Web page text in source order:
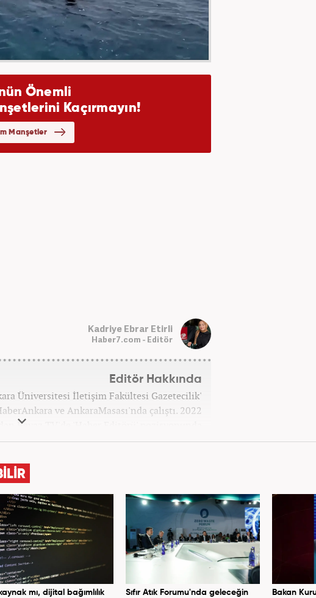
Kadriye Ebrar Etirli
Haber7.com - Editör
Editör Hakkında
Üniversitesi İletişim Fakültesi Gazetecilik'
ve AnkaraMasası'nda çalıştı. 2022
Beyaz TV'de 'Haber Editörü' pozisyonunda
ayından itibaren Haber7'deki Gündem Editörü
mı, dijital bağımlılık
Sıfır Atık Forumu'nda geleceğin
Bakan